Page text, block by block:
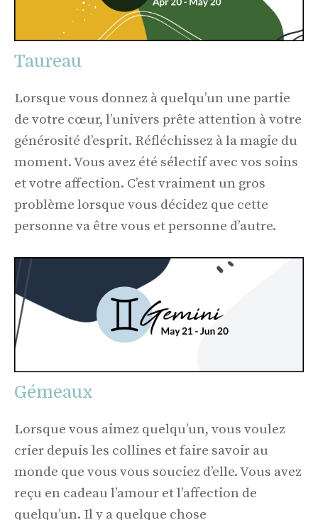
Taureau
Lorsque vous donnez à quelqu’un une partie
de votre cœur, l’univers prête attention à votre
générosité d’esprit. Réfléchissez à la magie du
moment. Vous avez été sélectif avec vos soins
et votre affection. C’est vraiment un gros
problème lorsque vous décidez que cette
personne va être vous et personne d’autre.
Gémeaux
Lorsque vous aimez quelqu’un, vous voulez
crier depuis les collines et faire savoir au
monde que vous vous souciez d’elle. Vous avez
reçu en cadeau l’amour et l’affection de
quelqu’un. Il y a quelque chose